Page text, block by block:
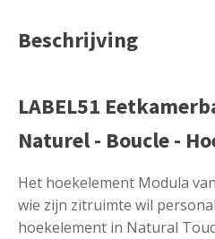
Beschrijving
LABEL51
Naturel - Boucle -
Het hoekelement Modula
wie zijn zitruimte wil
hoekelement in Natural